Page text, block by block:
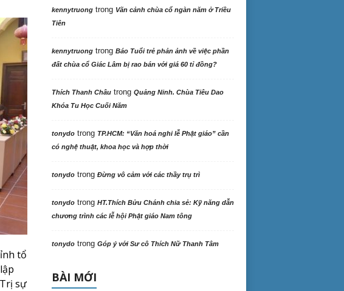
tổ
sự
kennytruongtrong Vãn cảnh chùa cổ ngàn năm ở Triều
Tiên
kennytruongtrong Báo Tuổi trẻ phản ảnh về việc phần
đất chùa cổ Giác Lâm bị rao bán với giá 60 tỉ đồng?
Thích Thanh Châutrong Quảng Ninh. Chùa Tiêu Dao
Khóa Tu Học Cuối Năm
tonydotrong TP.HCM: “Văn hoá nghi lễ Phật giáo” cần
có nghệ thuật, khoa học và hợp thời
tonydotrong Đừng vô cảm với các thầy trụ trì
tonydotrong HT.Thích Bửu Chánh chia sẻ: Kỹ năng dẫn
chương trình các lễ hội Phật giáo Nam tông
tonydotrong Góp ý với Sư cô Thích Nữ Thanh Tâm
BÀI MỚI